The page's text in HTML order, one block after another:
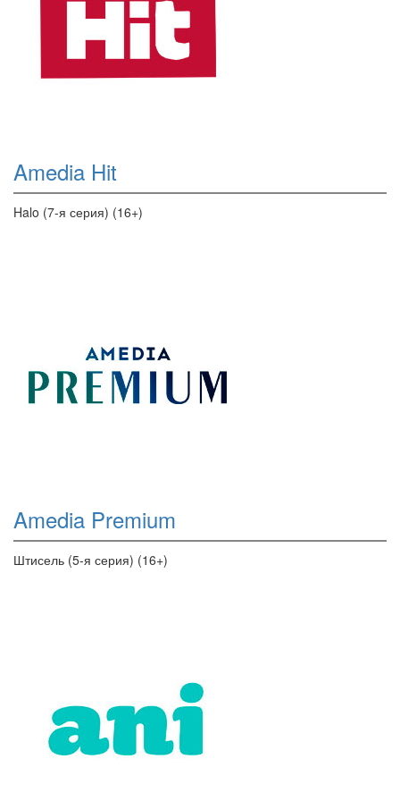
Amedia Hit
Halo (7-я серия) (16+)
Amedia Premium
Штисель (5-я серия) (16+)